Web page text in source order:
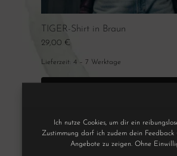
Ich nutze Cookies, um dir ein
Zustimmung darf ich zudem dein
Angebote zu zeigen. Ohne
TIGER-Shirt in Braun
29,00 €
Lieferzeit: 4 – 7 Werktage